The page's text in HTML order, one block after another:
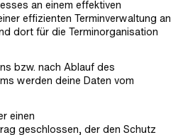
an einem effektiven
effizienten Terminverwaltung an
dort für die Terminorganisation
bzw. nach Ablauf des
werden deine Daten vom
einen
geschlossen, der den Schutz